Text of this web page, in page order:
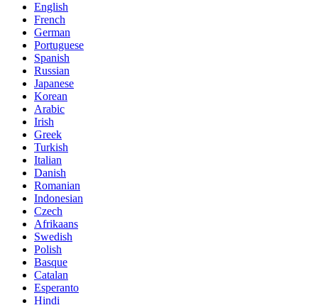
English
French
German
Portuguese
Spanish
Russian
Japanese
Korean
Arabic
Irish
Greek
Turkish
Italian
Danish
Romanian
Indonesian
Czech
Afrikaans
Swedish
Polish
Basque
Catalan
Esperanto
Hindi